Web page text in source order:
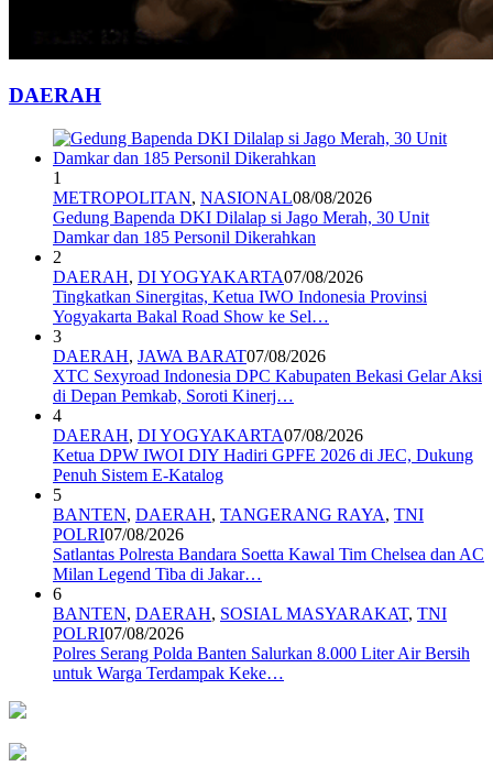
DAERAH
1
METROPOLITAN, NASIONAL08/08/2026
Gedung Bapenda DKI Dilalap si Jago Merah, 30 Unit
Damkar dan 185 Personil Dikerahkan
2
DAERAH, DI YOGYAKARTA07/08/2026
Tingkatkan Sinergitas, Ketua IWO Indonesia Provinsi
Yogyakarta Bakal Road Show ke Sel…
3
DAERAH, JAWA BARAT07/08/2026
XTC Sexyroad Indonesia DPC Kabupaten Bekasi Gelar Aksi
di Depan Pemkab, Soroti Kinerj…
4
DAERAH, DI YOGYAKARTA07/08/2026
Ketua DPW IWOI DIY Hadiri GPFE 2026 di JEC, Dukung
Penuh Sistem E-Katalog
5
BANTEN, DAERAH, TANGERANG RAYA, TNI
POLRI07/08/2026
Satlantas Polresta Bandara Soetta Kawal Tim Chelsea dan AC
Milan Legend Tiba di Jakar…
6
BANTEN, DAERAH, SOSIAL MASYARAKAT, TNI
POLRI07/08/2026
Polres Serang Polda Banten Salurkan 8.000 Liter Air Bersih
untuk Warga Terdampak Keke…